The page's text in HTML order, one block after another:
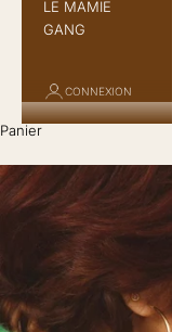
LE MAMIE
GANG
CONNEXION
Panier